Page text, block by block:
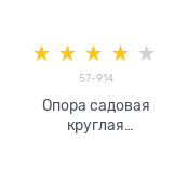
57-914
Опора садовая
круглая